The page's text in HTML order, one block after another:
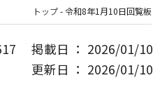
トップ-令和8年1月10日回覧板
掲載日 ： 2026/01/10
更新日 ： 2026/01/10